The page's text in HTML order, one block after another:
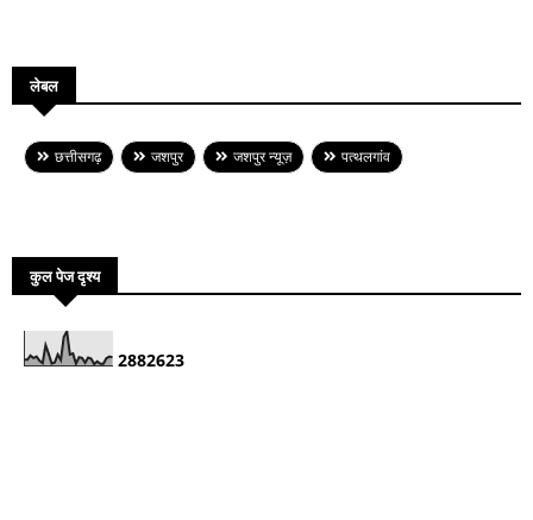
लेबल
छत्तीसगढ़ जशपुर जशपुर न्यूज़ पत्थलगांव
कुल पेज दृश्य
2882623